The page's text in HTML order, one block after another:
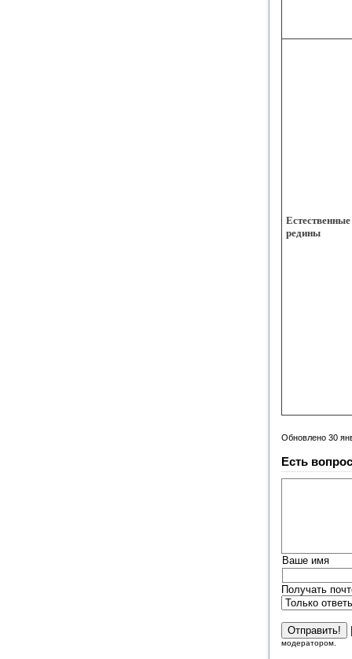
Естественные
редины
Обновлено 30
Есть
Ваше имя
Получать
модератором.